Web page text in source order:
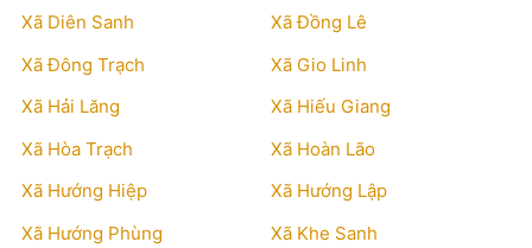
Xã Diên Sanh
Xã Đồng Lê
Xã Đông Trạch
Xã Gio Linh
Xã Hải Lăng
Xã Hiếu Giang
Xã Hòa Trạch
Xã Hoàn Lão
Xã Hướng Hiệp
Xã Hướng Lập
Xã Hướng Phùng
Xã Khe Sanh